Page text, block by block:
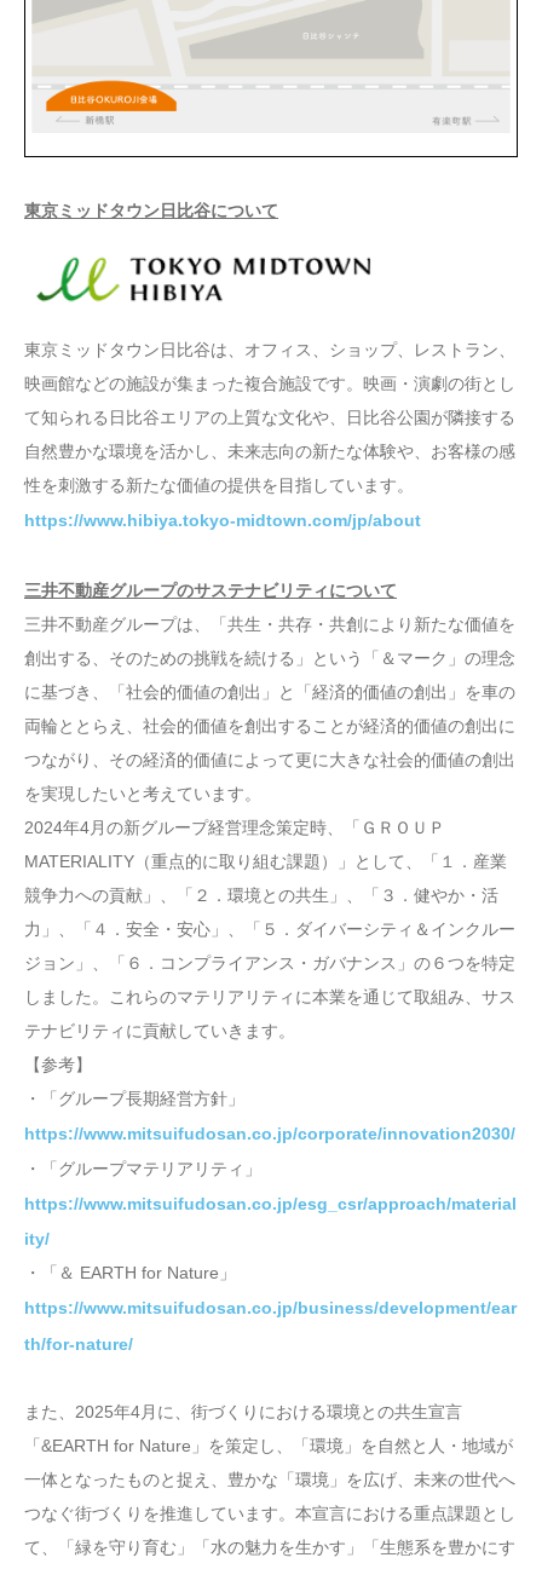
東京ミッドタウン日比谷について
東京ミッドタウン日比谷は、オフィス、ショップ、レストラン、
映画館などの施設が集まった複合施設です。映画・演劇の街とし
て知られる日比谷エリアの上質な文化や、日比谷公園が隣接する
自然豊かな環境を活かし、未来志向の新たな体験や、お客様の感
性を刺激する新たな価値の提供を目指しています。
https://www.hibiya.tokyo-midtown.com/jp/about
三井不動産グループのサステナビリティについて
三井不動産グループは、「共生・共存・共創により新たな価値を
創出する、そのための挑戦を続ける」という「＆マーク」の理念
に基づき、「社会的価値の創出」と「経済的価値の創出」を車の
両輪ととらえ、社会的価値を創出することが経済的価値の創出に
つながり、その経済的価値によって更に大きな社会的価値の創出
を実現したいと考えています。
2024年4月の新グループ経営理念策定時、「ＧＲＯＵＰ
MATERIALITY（重点的に取り組む課題）」として、「１．産業
競争力への貢献」、「２．環境との共生」、「３．健やか・活
力」、「４．安全・安心」、「５．ダイバーシティ＆インクルー
ジョン」、「６．コンプライアンス・ガバナンス」の６つを特定
しました。これらのマテリアリティに本業を通じて取組み、サス
テナビリティに貢献していきます。
【参考】
・「グループ長期経営方針」
https://www.mitsuifudosan.co.jp/corporate/innovation2030/
・「グループマテリアリティ」
https://www.mitsuifudosan.co.jp/esg_csr/approach/material
ity/
・「＆ EARTH for Nature」
https://www.mitsuifudosan.co.jp/business/development/ear
th/for-nature/
また、2025年4月に、街づくりにおける環境との共生宣言
「&EARTH for Nature」を策定し、「環境」を自然と人・地域が
一体となったものと捉え、豊かな「環境」を広げ、未来の世代へ
つなぐ街づくりを推進しています。本宣言における重点課題とし
て、「緑を守り育む」「水の魅力を生かす」「生態系を豊かにす